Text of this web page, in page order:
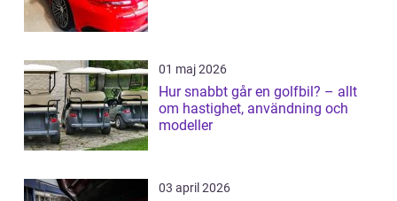
01 maj 2026
Hur snabbt går en golfbil? – allt
om hastighet, användning och
modeller
03 april 2026